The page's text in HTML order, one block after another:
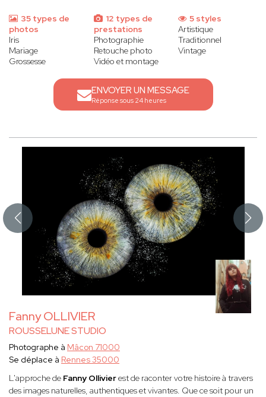
35 types de
photos
Iris
Mariage
Grossesse
12 types de
prestations
Photographie
Retouche photo
Vidéo et montage
5 styles
Artistique
Traditionnel
Vintage
ENVOYER UN MESSAGE
Réponse sous 24 heures
Fanny OLLIVIER
ROUSSELUNE STUDIO
Photographe à Mâcon 71000
Se déplace à Rennes 35000
L'approche de Fanny Ollivierest de raconter votre histoire à travers
des images naturelles, authentiques et vivantes. Que ce soit pour un